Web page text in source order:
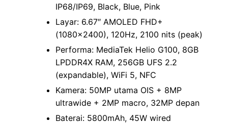
IP68/IP69, Black, Blue, Pink
Layar: 6.67″ AMOLED FHD+
(1080×2400), 120Hz, 2100 nits (peak)
Performa: MediaTek Helio G100, 8GB
LPDDR4X RAM, 256GB UFS 2.2
(expandable), WiFi 5, NFC
Kamera: 50MP utama OIS + 8MP
ultrawide + 2MP macro, 32MP depan
Baterai: 5800mAh, 45W wired